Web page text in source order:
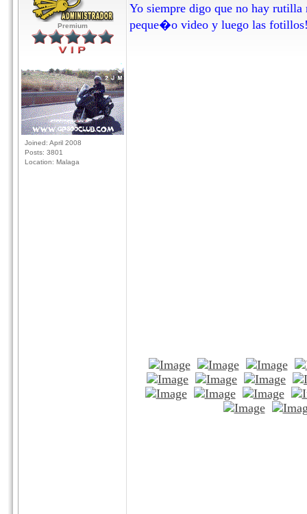
Premium
Joined: April 2008
Posts: 3801
Location: Malaga
Yo siempre digo que no hay
peque�o video y luego las